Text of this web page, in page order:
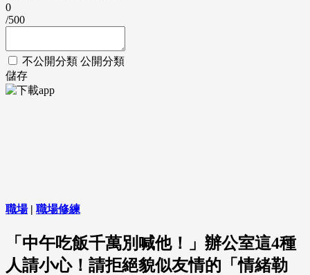
0
/500
不公開分類 公開分類
儲存
職場| 職場修練
「中午吃飯千萬別喊他！」辦公室這4種
人請小心！請拒絕貌似友情的「情緒勒